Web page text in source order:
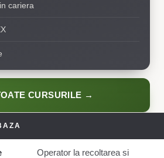
cariera
CURSURILE →
Operator la recoltarea si